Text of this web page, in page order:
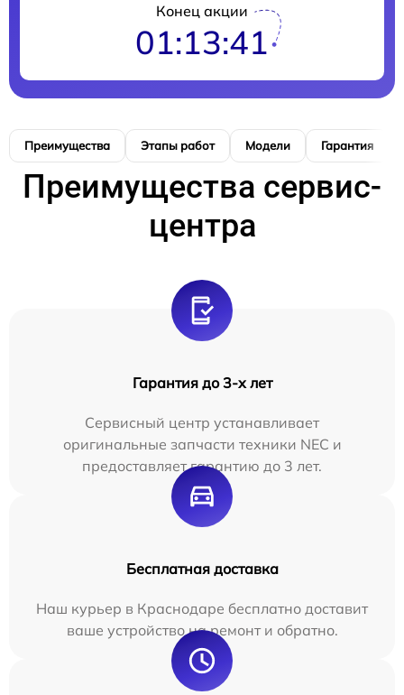
Конец акции
01:13:41
Преимущества Этапы работ Модели Гарантия
Преимущества сервис-
центра
Гарантия до 3-х лет
Сервисный центр устанавливает
оригинальные запчасти техники NEC и
предоставляет гарантию до 3 лет.
Бесплатная доставка
Наш курьер в Краснодаре бесплатно доставит
ваше устройство на ремонт и обратно.